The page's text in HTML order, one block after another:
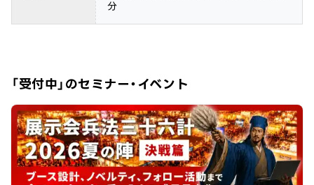
分
「受付中」のセミナー・イベント